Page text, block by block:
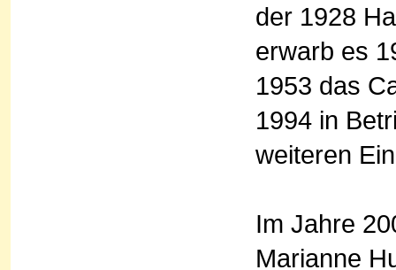
der 1928
erwarb es
1953 das
1994 in
weiteren
Im Jahre
Marianne